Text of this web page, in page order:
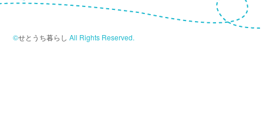
©せとうち暮らし All Rights Reserved.